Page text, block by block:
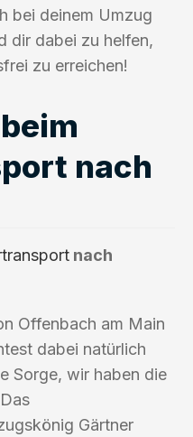
bei deinem Umzug
dir dabei zu helfen,
zu erreichen!
nach
nach
Offenbach am Main
dabei natürlich
Sorge, wir haben die
Gärtner